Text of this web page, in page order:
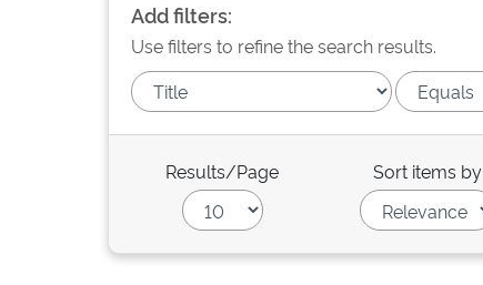
Add filters:
Use filters to refine the search results.
Results/Page Sort items by